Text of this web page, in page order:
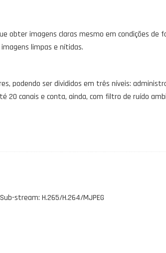
obter imagens claras mesmo em condições de
limpas e nítidas.
podendo ser divididos em três níveis:
20 canais e conta, ainda, com filtro de ruído
stream: H.265/H.264/MJPEG